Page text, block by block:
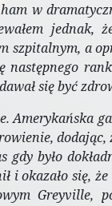
w
szpitalnym, a
następnego
się być
Amerykańska
dodając,
gdy było
i okazało się,
Greyville,